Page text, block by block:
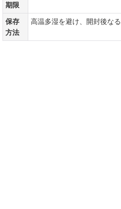
期限
保存
方法
高温多湿を避け、開封後な